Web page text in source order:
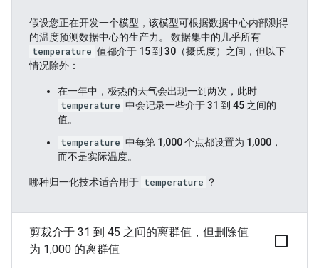
假设您正在开发一个模型，该模型可根据数据中心内部测得
的温度预测数据中心的生产力。 数据集中的几乎所有
temperature 值都介于 15 到 30（摄氏度）之间，但以下
情况除外：
在一年中，极热的天气会出现一到两次，此时
temperature 中会记录一些介于 31 到 45 之间的
值。
temperature 中每第 1,000 个点都设置为 1,000，
而不是实际温度。
哪种归一化技术适合用于 temperature ？
剪裁介于 31 到 45 之间的离群值，但删除值
为 1,000 的离群值